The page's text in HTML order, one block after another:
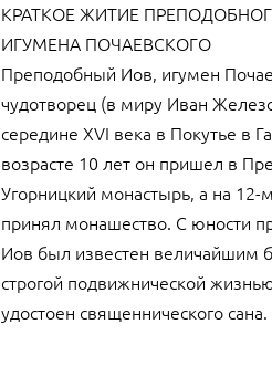
КРАТКОЕ ЖИТИЕ
ИГУМЕНА ПОЧАЕВСКОГО
Преподобный Иов, игумен
чудотворец (в миру Иван
середине ХVI века в Покутье в
возрасте 10 лет он пришел в
Угорницкий монастырь, а на 12-
принял монашество. С юности
Иов был известен величайшим
строгой подвижнической
удостоен священнического сана.